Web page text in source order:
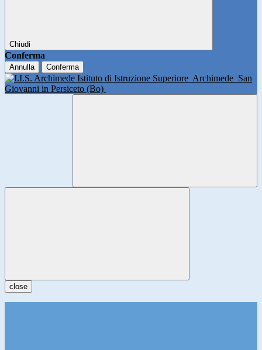
Chiudi
Conferma
Annulla Conferma
Istituto di Istruzione Superiore Archimede San
Giovanni in Persiceto (Bo)
close